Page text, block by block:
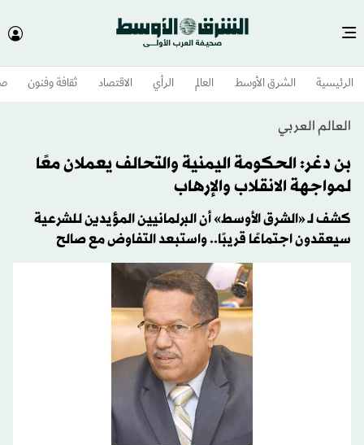
الرئيسية الشرق الأوسط​ العالم الرأي الاقتصاد ثقافة وفنون
العالم العربي
بن دغر: الحكومة اليمنية والتحالف يعملان معًا
لمواجهة الانقلاب والإرهاب
كشف لـ «الشرق الأوسط» أن البرلمانيين المؤيدين للشرعية
سيعقدون اجتماعًا قريبًا.. واستبعد التفاوض مع صالح